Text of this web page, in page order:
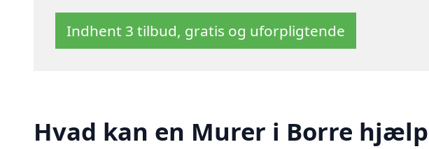
Indhent 3 tilbud, gratis og uforpligtende
Hvad kan en Murer i Borre